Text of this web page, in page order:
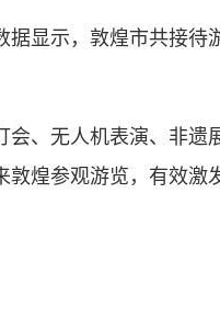
示，敦煌市共接待
、无人机表演、非遗
煌参观游览，有效激